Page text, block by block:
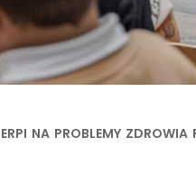
NA PROBLEMY ZDROWIA